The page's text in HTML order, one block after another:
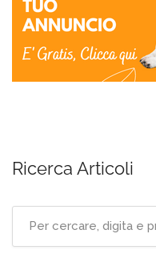
Ricerca Articoli